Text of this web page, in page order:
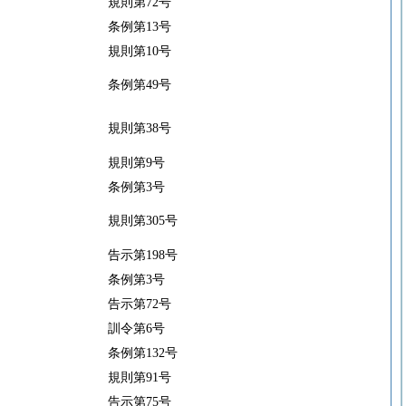
条例第13号
規則第10号
条例第49号
規則第38号
規則第9号
条例第3号
規則第305号
告示第198号
条例第3号
告示第72号
訓令第6号
条例第132号
規則第91号
告示第75号